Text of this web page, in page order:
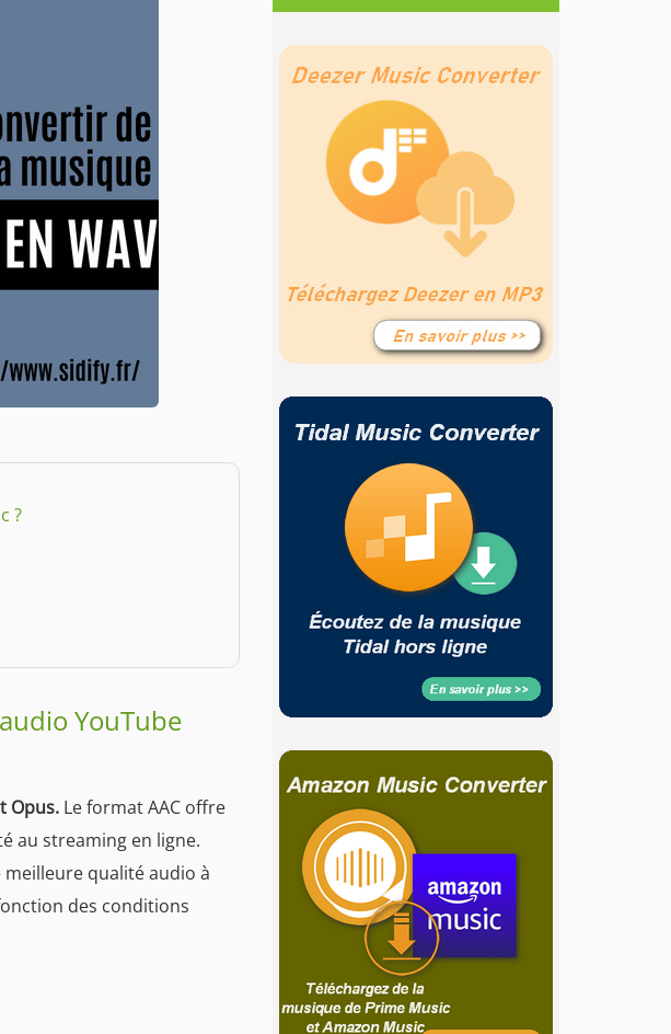
?
YouTube
Opus. Le format AAC offre
au streaming en ligne.
qualité audio à
des conditions